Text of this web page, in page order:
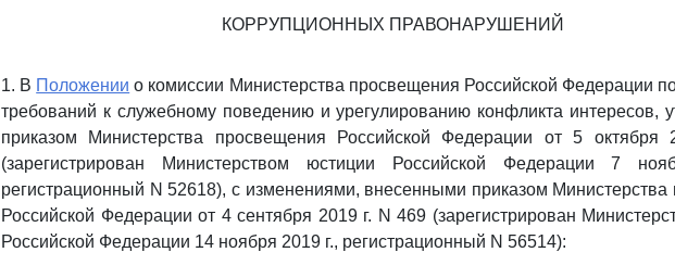
КОРРУПЦИОННЫХ ПРАВОНАРУШЕНИЙ
1. В Положении о комиссии Министерства просвещения Российской Федерации
требований к служебному поведению и урегулированию конфликта интересов,
приказом Министерства просвещения Российской Федерации от 5 октября
(зарегистрирован Министерством юстиции Российской Федерации 7
регистрационный N 52618), с изменениями, внесенными приказом
Российской Федерации от 4 сентября 2019 г. N 469 (зарегистрирован
Российской Федерации 14 ноября 2019 г., регистрационный N 56514):